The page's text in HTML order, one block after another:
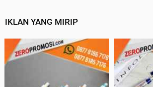
IKLAN YANG MIRIP